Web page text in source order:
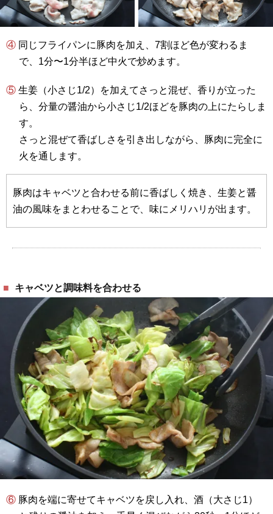
④ 同じフライパンに豚肉を加え、7割ほど色が変わるま
で、1分〜1分半ほど中火で炒めます。
⑤ 生姜（小さじ1/2）を加えてさっと混ぜ、香りが立った
ら、分量の醤油から小さじ1/2ほどを豚肉の上にたらしま
す。
さっと混ぜて香ばしさを引き出しながら、豚肉に完全に
火を通します。
豚肉はキャベツと合わせる前に香ばしく焼き、生姜と醤
油の風味をまとわせることで、味にメリハリが出ます。
キャベツと調味料を合わせる
⑥ 豚肉を端に寄せてキャベツを戻し入れ、酒（大さじ1）